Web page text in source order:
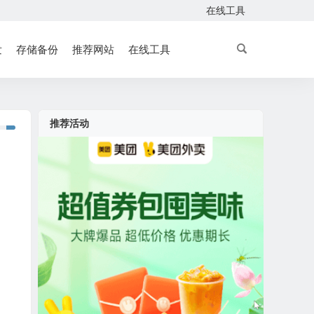
在线工具
存储备份 推荐网站 在线工具
推荐活动